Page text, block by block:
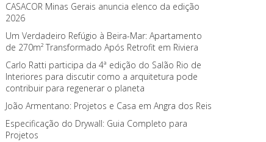
CASACOR Minas Gerais anuncia elenco da edição
2026
Um Verdadeiro Refúgio à Beira-Mar: Apartamento
de 270m² Transformado Após Retrofit em Riviera
Carlo Ratti participa da 4ª edição do Salão Rio de
Interiores para discutir como a arquitetura pode
contribuir para regenerar o planeta
João Armentano: Projetos e Casa em Angra dos Reis
Especificação do Drywall: Guia Completo para
Projetos